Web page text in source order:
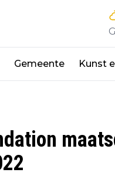
Gemeente Kunst